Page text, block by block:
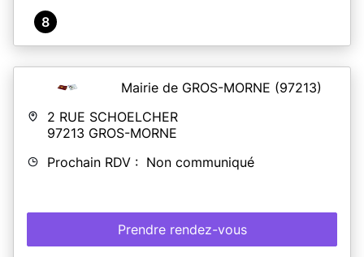
8
Mairie de GROS-MORNE (97213)
2 RUE SCHOELCHER
97213 GROS-MORNE
Prochain RDV : Non communiqué
Prendre rendez-vous